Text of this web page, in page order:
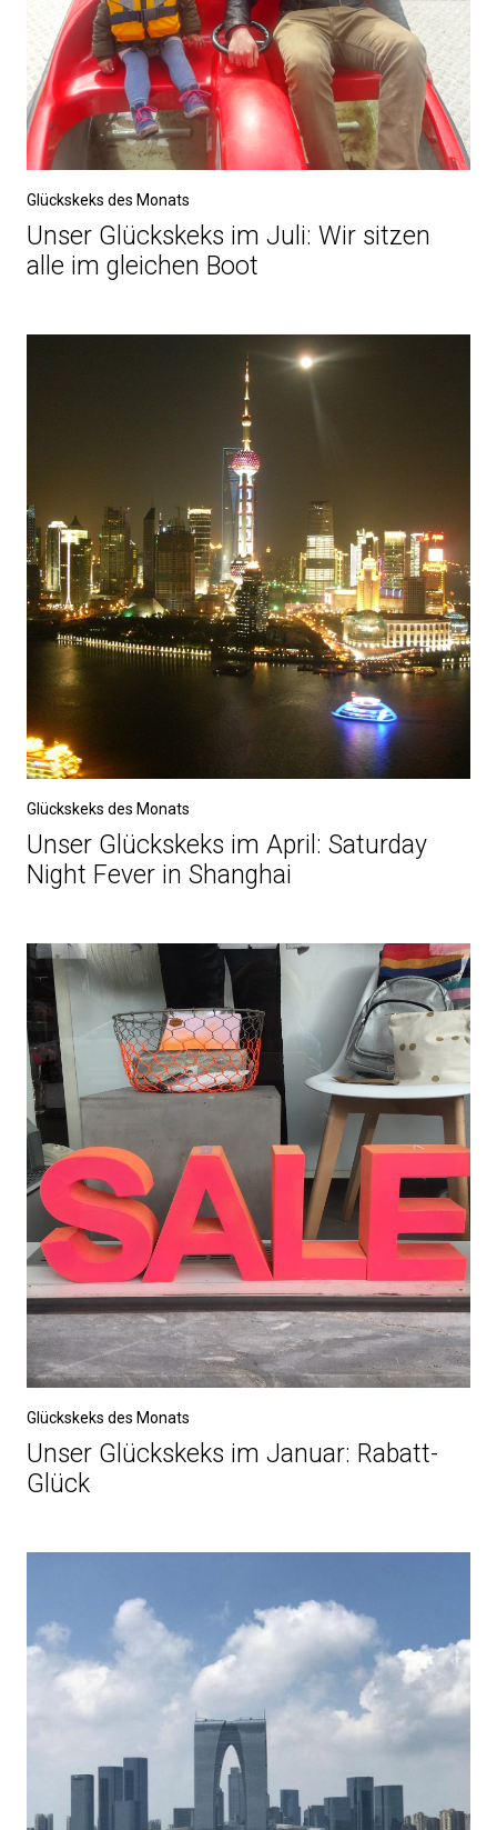
Glückskeks des Monats
Unser Glückskeks im Juli: Wir sitzen
alle im gleichen Boot
Glückskeks des Monats
Unser Glückskeks im April: Saturday
Night Fever in Shanghai
Glückskeks des Monats
Unser Glückskeks im Januar: Rabatt-
Glück